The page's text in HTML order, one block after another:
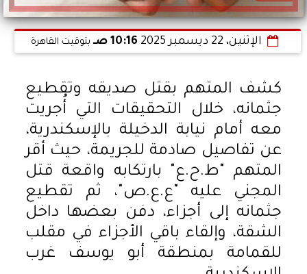
الإثنين، 22 ديسمبر 2025 10:16 صـ بتوقيت القاهرة
كشف المتهم بقتل صديقه وتقطيع
جثمانه، خلال التحقيقات التي أُجريت
معه أمام نيابة الدخيلة بالإسكندرية،
عن تفاصيل صادمة للجريمة، حيث أقر
المتهم "ط.ح.ع" بارتكابه واقعة قتل
المجني عليه "ع.ع.ص"، ثم تقطيع
جثمانه إلى أجزاء، دفن بعضها داخل
الشقة، وإلقاء باقي الأجزاء في مقلب
للقمامة بمنطقة أبو يوسف غرب